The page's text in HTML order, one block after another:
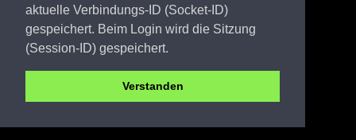
aktuelle Verbindungs-ID (Socket-ID)
gespeichert. Beim Login wird die Sitzung
(Session-ID) gespeichert.
Verstanden
OSL FW Buchwäldchen